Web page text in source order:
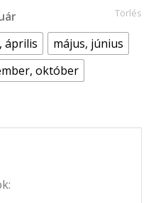
április
május, június
október
Törlés